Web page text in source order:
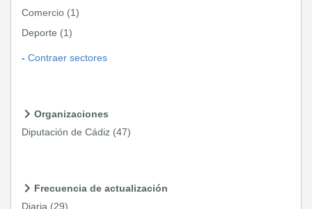
Comercio (1)
Deporte (1)
Contraer sectores
Organizaciones
Diputación de Cádiz (47)
Frecuencia de actualización
Diaria (29)